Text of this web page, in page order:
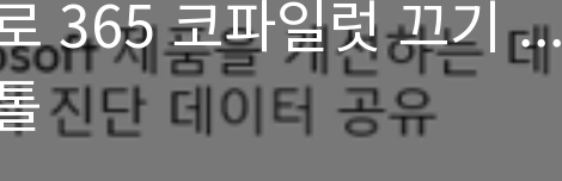
365 코파일럿 끄기 ...